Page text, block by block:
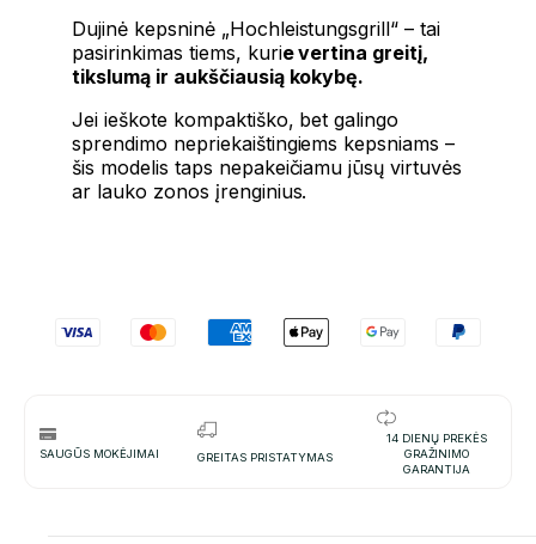
Dujinė kepsninė „Hochleistungsgrill“ – tai
pasirinkimas tiems, kurie vertina greitį,
tikslumą ir aukščiausią kokybę.
Jei ieškote kompaktiško, bet galingo
sprendimo nepriekaištingiems kepsniams –
šis modelis taps nepakeičiamu jūsų virtuvės
ar lauko zonos įrenginius.
SAUGŪS MOKĖJIMAI GREITAS PRISTATYMAS
14 DIENŲ PREKĖS
GRAŽINIMO
GARANTIJA